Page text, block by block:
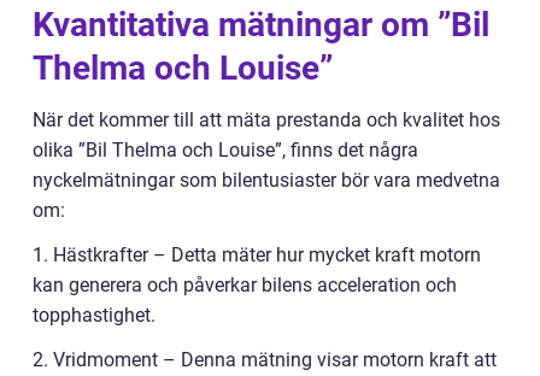
Kvantitativa mätningar om ”Bil
Thelma och Louise”
När det kommer till att mäta prestanda och kvalitet hos
olika ”Bil Thelma och Louise”, finns det några
nyckelmätningar som bilentusiaster bör vara medvetna
om:
1. Hästkrafter – Detta mäter hur mycket kraft motorn
kan generera och påverkar bilens acceleration och
topphastighet.
2. Vridmoment – Denna mätning visar motorn kraft att